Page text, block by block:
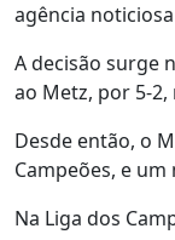
agência noticiosa
A decisão surge
ao Metz, por 5-2,
Desde então, o
Campeões, e
Na Liga dos